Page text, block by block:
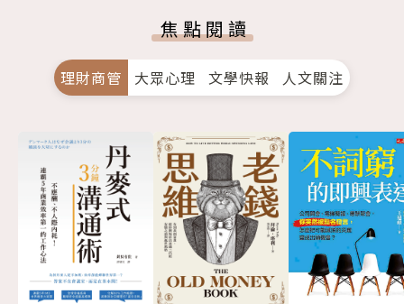
焦點閱讀
理財商管 大眾心理 文學快報 人文關注